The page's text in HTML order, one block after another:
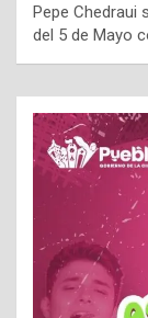
Pepe Chedraui
del 5 de Mayo